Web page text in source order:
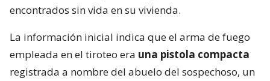
encontrados sin vida en su vivienda.
La información inicial indica que el arma de fuego
empleada en el tiroteo era una pistola compacta
registrada a nombre del abuelo del sospechoso, un